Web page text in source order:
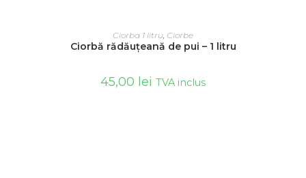
ADAUGĂ ÎN COȘ
Ciorba 1 litru Ciorbe
Ciorbă rădăuțeană de pui – 1 litru
45,00 lei TVA inclus